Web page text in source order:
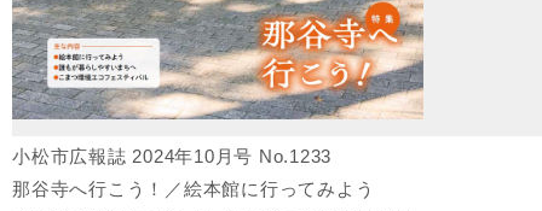
小松市広報誌 2024年10月号 No.1233
那谷寺へ行こう！／絵本館に行ってみよう